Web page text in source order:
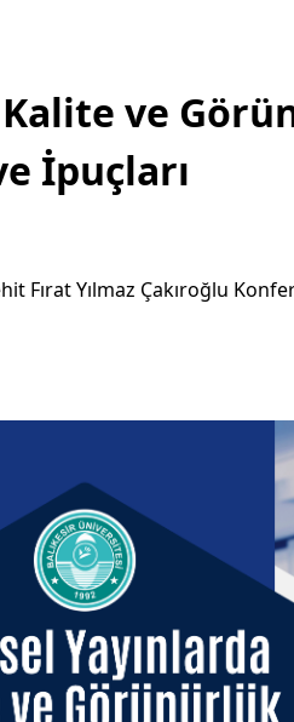
ve
İpuçları
Fırat Yılmaz Çakıroğlu